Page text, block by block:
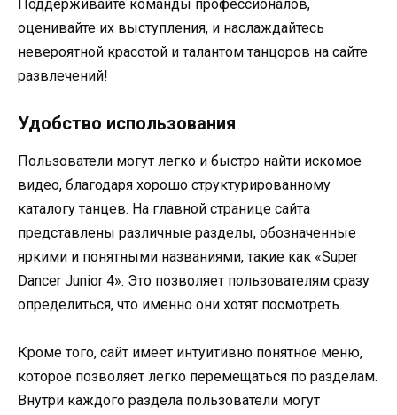
Поддерживайте команды профессионалов,
оценивайте их выступления, и наслаждайтесь
невероятной красотой и талантом танцоров на сайте
развлечений!
Удобство использования
Пользователи могут легко и быстро найти искомое
видео, благодаря хорошо структурированному
каталогу танцев. На главной странице сайта
представлены различные разделы, обозначенные
яркими и понятными названиями, такие как «Super
Dancer Junior 4». Это позволяет пользователям сразу
определиться, что именно они хотят посмотреть.
Кроме того, сайт имеет интуитивно понятное меню,
которое позволяет легко перемещаться по разделам.
Внутри каждого раздела пользователи могут